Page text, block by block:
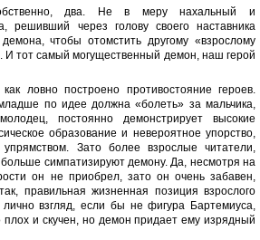
два. Не в меру нахальный и
решивший через голову своего наставника
чтобы отомстить другому «взрослому
И тот самый могущественный демон, наш герой
как ловно построено противостояние героев.
по идее должна «болеть» за мальчика,
постоянно демонстрирует высокие
образование и невероятное упорство,
упрямством. Зато более взрослые читатели,
симпатизируют демону. Да, несмотря на
он не приобрел, зато он очень забавен,
правильная жизненная позиция взрослого
взгляд, если бы не фигура Бартемиуса,
и скучен, но демон придает ему изрядный